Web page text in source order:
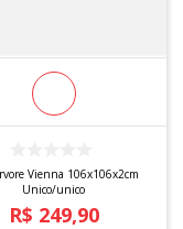
Vienna 106x106x2cm
Unico/unico
R$ 249,90